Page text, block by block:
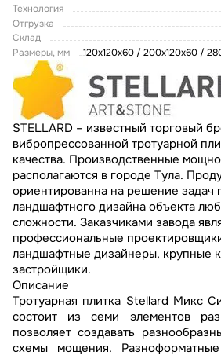
Технология
Отгрузка
Склад
Размеры, мм
120х120х60 / 200х120х60 /
STELLARD – известный торговый
вибропрессованной тротуарной
качества. Производственные
располагаются в городе Тула.
ориентированна на решение
ландшафтного дизайна объекта
сложности. Заказчиками завода
профессиональные
ландшафтные дизайнеры, крупные
застройщики.
Описание
Тротуарная плитка Stellard Микс
состоит из семи элементов
позволяет создавать
схемы мощения.